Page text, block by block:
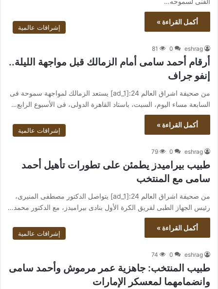
أكمل القراءة »
إشراقات عالمية
eshrag
0
81
أرقام أحمد سامى أمام الزمالك قبل مواجهة الليلة..
إنفو جراف
من صحيفة اشراق العالم 24:[ad_1] يستعد الزمالك لمواجهة سموحة فى
السابعة مساء اليوم، السبت، باستاد القاهرة الدولى، فى الأسبوع الرابع…
أكمل القراءة »
إشراقات عالمية
eshrag
0
79
طبيب بيراميدز يطمئن على تطورات تأهيل أحمد
سامى مع المنتخب
من صحيفة اشراق العالم 24:[ad_1] يتواصل الدكتور مصطفى المنيرى،
رئيس الجهاز الطبى لفريق الكرة الأول بنادى بيراميدز، مع الدكتور محمد…
أكمل القراءة »
إشراقات عالمية
eshrag
0
74
طبيب المنتخب: جاهزية عمر مرموش وأحمد سامى
وانضمامهما لمعسكر الإمارات